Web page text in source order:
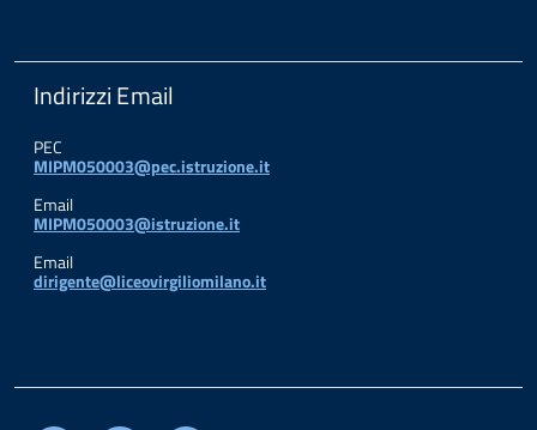
Indirizzi Email
PEC
MIPM050003@pec.istruzione.it
Email
MIPM050003@istruzione.it
Email
dirigente@liceovirgiliomilano.it